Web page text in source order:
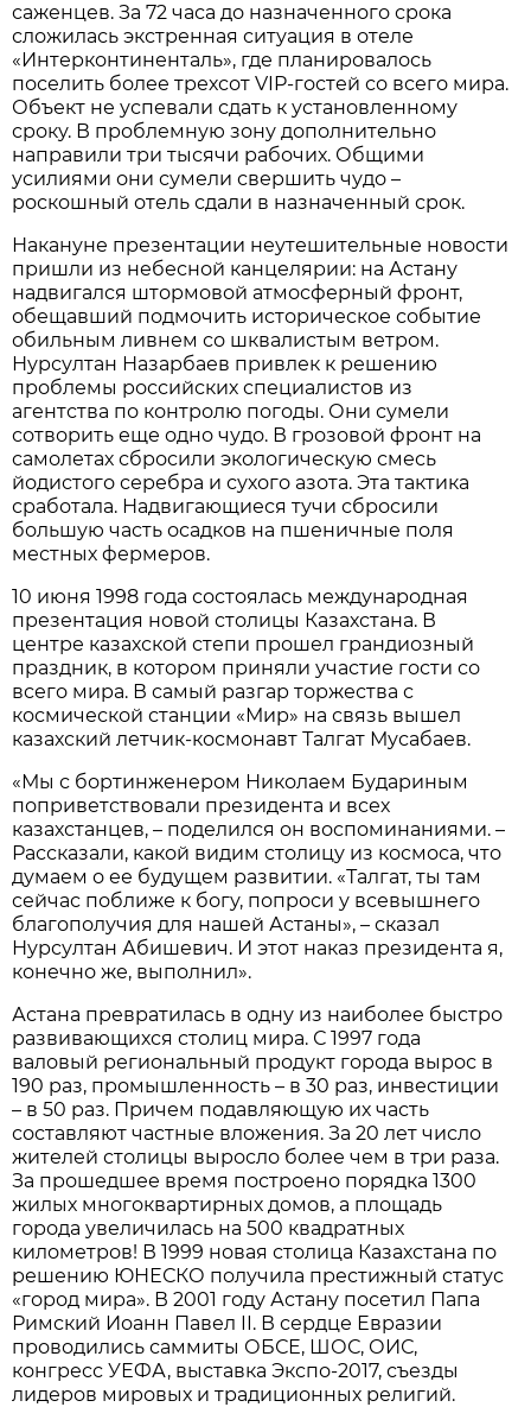
саженцев. За 72 часа до назначенного срока
сложилась экстренная ситуация в отеле
«Интерконтиненталь», где планировалось
поселить более трехсот VIP-гостей со всего мира.
Объект не успевали сдать к установленному
сроку. В проблемную зону дополнительно
направили три тысячи рабочих. Общими
усилиями они сумели свершить чудо –
роскошный отель сдали в назначенный срок.
Накануне презентации неутешительные новости
пришли из небесной канцелярии: на Астану
надвигался штормовой атмосферный фронт,
обещавший подмочить историческое событие
обильным ливнем со шквалистым ветром.
Нурсултан Назарбаев привлек к решению
проблемы российских специалистов из
агентства по контролю погоды. Они сумели
сотворить еще одно чудо. В грозовой фронт на
самолетах сбросили экологическую смесь
йодистого серебра и сухого азота. Эта тактика
сработала. Надвигающиеся тучи сбросили
большую часть осадков на пшеничные поля
местных фермеров.
10 июня 1998 года состоялась международная
презентация новой столицы Казахстана. В
центре казахской степи прошел грандиозный
праздник, в котором приняли участие гости со
всего мира. В самый разгар торжества с
космической станции «Мир» на связь вышел
казахский летчик-космонавт Талгат Мусабаев.
«Мы с бортинженером Николаем Будариным
поприветствовали президента и всех
казахстанцев, – поделился он воспоминаниями. –
Рассказали, какой видим столицу из космоса, что
думаем о ее будущем развитии. «Талгат, ты там
сейчас поближе к богу, попроси у всевышнего
благополучия для нашей Астаны», – сказал
Нурсултан Абишевич. И этот наказ президента я,
конечно же, выполнил».
Астана превратилась в одну из наиболее быстро
развивающихся столиц мира. С 1997 года
валовый региональный продукт города вырос в
190 раз, промышленность – в 30 раз, инвестиции
– в 50 раз. Причем подавляющую их часть
составляют частные вложения. За 20 лет число
жителей столицы выросло более чем в три раза.
За прошедшее время построено порядка 1300
жилых многоквартирных домов, а площадь
города увеличилась на 500 квадратных
километров! В 1999 новая столица Казахстана по
решению ЮНЕСКО получила престижный статус
«город мира». В 2001 году Астану посетил Папа
Римский Иоанн Павел II. В сердце Евразии
проводились саммиты ОБСЕ, ШОС, ОИС,
конгресс УЕФА, выставка Экспо-2017, съезды
лидеров мировых и традиционных религий.